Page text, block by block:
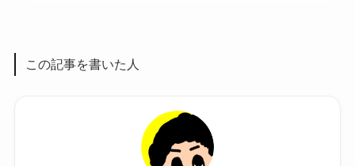
この記事を書いた人